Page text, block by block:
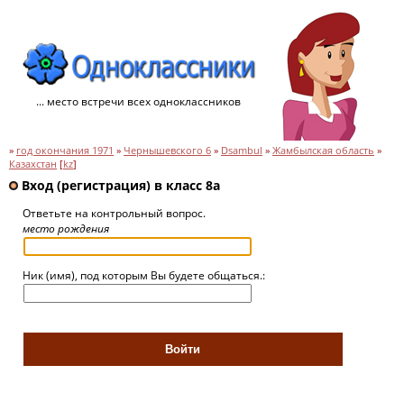
... место встречи всех одноклассников
» год окончания 1971 » Чернышевского 6 » Dsambul » Жамбылская область »
Казахстан [kz]
Вход (регистрация) в класс 8а
Ответьте на контрольный вопрос.
место рождения
Ник (имя), под которым Вы будете общаться.: